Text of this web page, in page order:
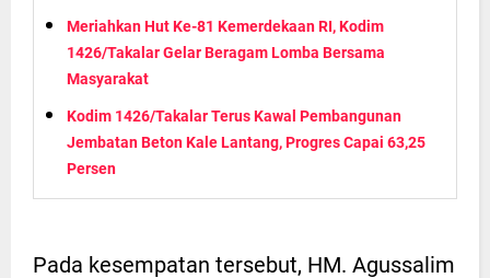
Meriahkan Hut Ke-81 Kemerdekaan RI, Kodim
1426/Takalar Gelar Beragam Lomba Bersama
Masyarakat
Kodim 1426/Takalar Terus Kawal Pembangunan
Jembatan Beton Kale Lantang, Progres Capai 63,25
Persen
Pada kesempatan tersebut, HM. Agussalim